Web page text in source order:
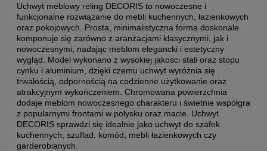
Uchwyt meblowy reling DECORIS to nowoczesne i
funkcjonalne rozwiązanie do mebli kuchennych, łazienkowych
oraz pokojowych. Prosta, minimalistyczna forma doskonale
komponuje się zarówno z aranżacjami klasycznymi, jak i
nowoczesnymi, nadając meblom elegancki i estetyczny
wygląd. Model wykonano z wysokiej jakości stali oraz stopu
cynku i aluminium, dzięki czemu uchwyt wyróżnia się
trwałością, odpornością na codzienne użytkowanie oraz
atrakcyjnym wykończeniem. Chromowana powierzchnia
dodaje meblom nowoczesnego charakteru i świetnie współgra
z popularnymi frontami w połysku oraz macie. Uchwyt
DECORIS sprawdzi się idealnie jako uchwyt do szafek
kuchennych, szuflad, komód, mebli łazienkowych czy
garderobianych.